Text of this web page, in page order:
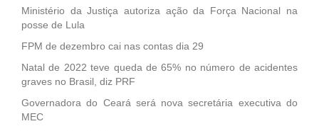
Ministério da Justiça autoriza ação da Força Nacional na
posse de Lula
FPM de dezembro cai nas contas dia 29
Natal de 2022 teve queda de 65% no número de acidentes
graves no Brasil, diz PRF
Governadora do Ceará será nova secretária executiva do
MEC